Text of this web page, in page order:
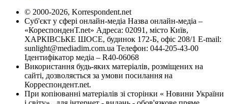
© 2000-2026, Korrespondent.net
Суб'єкт у сфері онлайн-медіа Назва онлайн-медіа –
«КореспонденТ.net» Адреса: 02091, місто Київ,
ХАРКІВСЬКЕ ШОСЕ, будинок 172-Б, офіс 208/1 E-mail:
sunlight@mediadim.com.ua Телефон: 044-205-43-00
Ідентифікатор медіа – R40-06068
Використання будь-яких матеріалів, розміщених на
сайті, дозволяється за умови посилання на
Корреспондент.net.
При копіюванні матеріалів зі сторінки « Новини України